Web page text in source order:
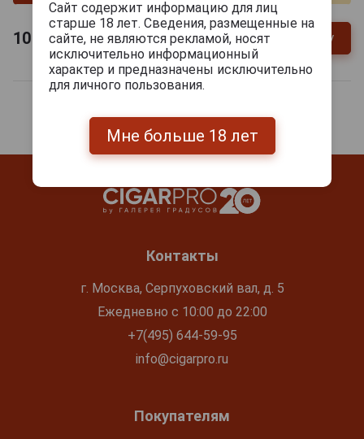
10 100руб. - + В заявку
Контакты
г. Москва, Серпуховский вал, д. 5
Ежедневно с 10:00 до 22:00
+7(495) 644-59-95
info@cigarpro.ru
Покупателям
Сайт содержит информацию для лиц
старше 18 лет. Сведения, размещенные на
сайте, не являются рекламой, носят
исключительно информационный
характер и предназначены исключительно
для личного пользования.
Мне больше 18 лет